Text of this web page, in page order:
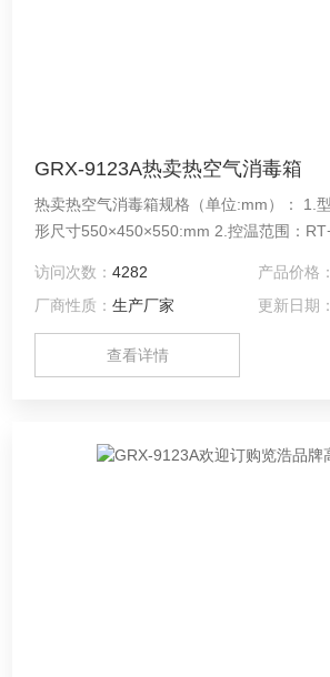
GRX-9123A热卖热空气消毒箱
热卖热空气消毒箱规格（单位:mm）： 1.型号 GRX-9123A 内
形尺寸550×450×550:mm 2.控温范围：RT+10℃～300℃ 3.恒
访问次数：4282 产品价格：
厂商性质：生产厂家 更新日期：
查看详情